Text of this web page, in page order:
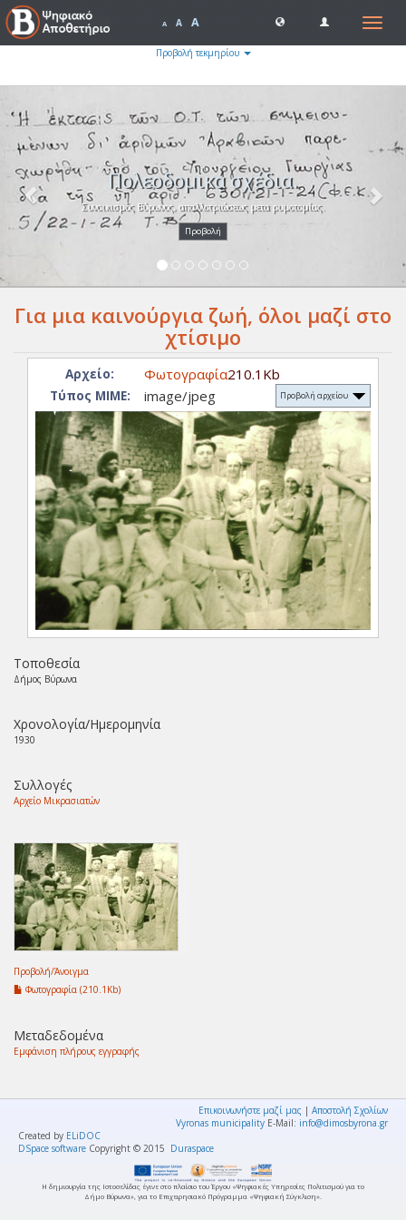
Toggle
A A A
Προβολή τεκμηρίου
Πολεοδομικά σχέδια.
Συνοικισμός Βύρωνος, απαλλοτριώσεως μετα ρυμοτομίας.
Προβολή
Για μια καινούργια ζωή, όλοι μαζί στο
χτίσιμο
Αρχείο: Φωτογραφία210.1Kb
Προβολή αρχείου
Τύπος ΜΙΜΕ: image/jpeg
Τοποθεσία
Δήμος Βύρωνα
Χρονολογία/Ημερομηνία
1930
Συλλογές
Αρχείο Μικρασιατών
Προβολή/Άνοιγμα
Φωτογραφία (210.1Kb)
Μεταδεδομένα
Εμφάνιση πλήρους εγγραφής
Επικοινωνήστε μαζί μας | Αποστολή Σχολίων
Vyronas municipality E-Mail: info@dimosbyrona.gr
Created by ELiDOC
DSpace software Copyright © 2015 Duraspace
Η δημιουργία της Ιστοσελίδας έγινε στο πλαίσιο του Έργου «Ψηφιακές Υπηρεσίες Πολιτισμού για το
Δήμο Βύρωνα», για το Επιχειρησιακό Πρόγραμμα «Ψηφιακή Σύγκλιση».